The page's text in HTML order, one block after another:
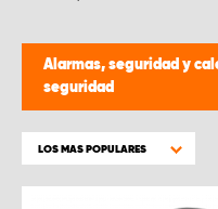
Alarmas, seguridad y
seguridad
LOS MAS POPULARES